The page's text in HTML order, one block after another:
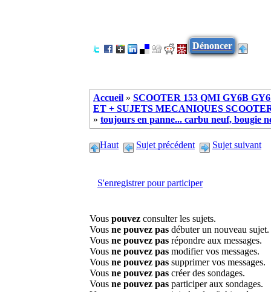
Dénoncer
Accueil » SCOOTER 153 QMI GY6B
ET + SUJETS MECANIQUES
» toujours en panne... carbu neuf, bougie
Haut Sujet précédent Sujet suivant
S'enregistrer pour participer
Vous pouvez consulter les sujets.
Vous ne pouvez pas débuter un nouveau sujet.
Vous ne pouvez pas répondre aux messages.
Vous ne pouvez pas modifier vos messages.
Vous ne pouvez pas supprimer vos messages.
Vous ne pouvez pas créer des sondages.
Vous ne pouvez pas participer aux sondages.